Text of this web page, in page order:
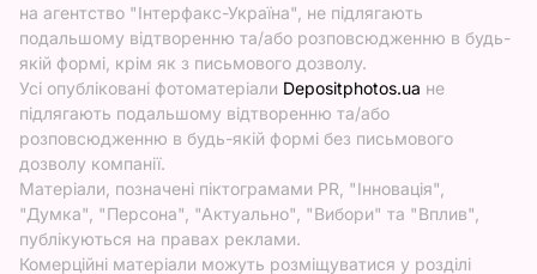
на агентство "Інтерфакс-Україна", не підлягають
подальшому відтворенню та/або розповсюдженню в будь-
якій формі, крім як з письмового дозволу.
Усі опубліковані фотоматеріали Depositphotos.ua не
підлягають подальшому відтворенню та/або
розповсюдженню в будь-якій формі без письмового
дозволу компанії.
Матеріали, позначені піктограмами PR, "Інновація",
"Думка", "Персона", "Актуально", "Вибори" та "Вплив",
публікуються на правах реклами.
Комерційні матеріали можуть розміщуватися у розділі